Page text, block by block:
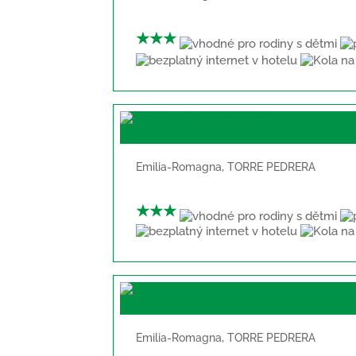
★★★
Emilia-Romagna,TORRE PEDRERA
★★★
Emilia-Romagna,TORRE PEDRERA